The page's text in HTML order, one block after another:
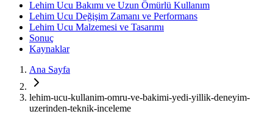
Lehim Ucu Bakımı ve Uzun Ömürlü Kullanım
Lehim Ucu Değişim Zamanı ve Performans
Lehim Ucu Malzemesi ve Tasarımı
Sonuç
Kaynaklar
Ana Sayfa
lehim-ucu-kullanim-omru-ve-bakimi-yedi-yillik-deneyim-
uzerinden-teknik-inceleme